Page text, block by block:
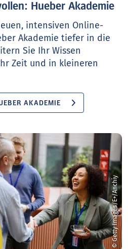
Hueber Akademie
intensiven Online-
Akademie tiefer in die
Sie Ihr Wissen
Zeit und in kleineren
AKADEMIE
© Getty Images/E+/Anchiy